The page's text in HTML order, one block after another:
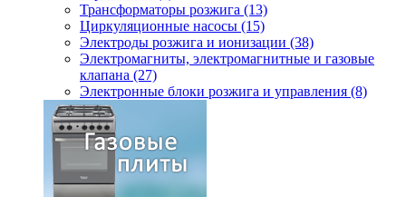
Трансформаторы розжига (13)
Циркуляционные насосы (15)
Электроды розжига и ионизации (38)
Электромагниты, электромагнитные и газовые
клапана (27)
Электронные блоки розжига и управления (8)